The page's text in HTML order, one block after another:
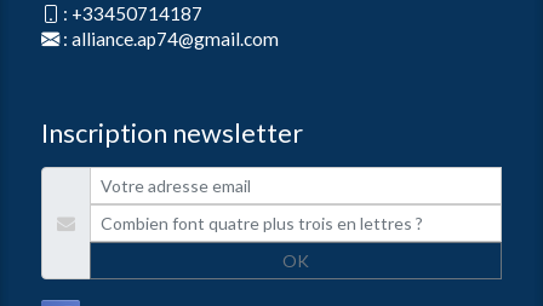
: +33450714187
: alliance.ap74@gmail.com
Inscription newsletter
OK